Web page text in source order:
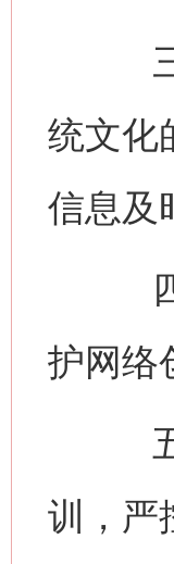
三
统文化
信息及
四
护网络
五
训，严